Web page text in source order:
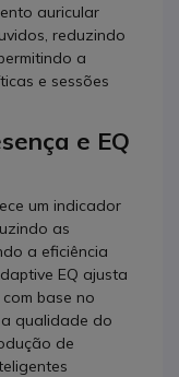
auricular
reduzindo
a
e sessões
e EQ
um indicador
as
a eficiência
EQ ajusta
base no
qualidade do
de